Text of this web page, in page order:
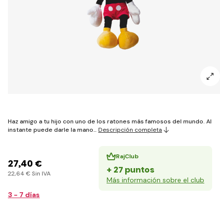
Haz amigo a tu hijo con uno de los ratones más famosos del mundo. Al
instante puede darle la mano… Descripción completa
27,40 €
22,64 € Sin IVA
RajClub
+ 27 puntos
Más información sobre el club
3 - 7 días